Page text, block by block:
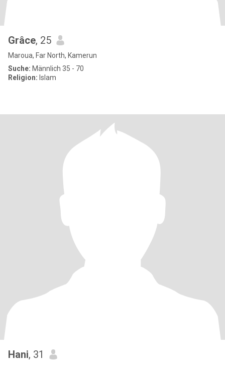
Grâce, 25
Maroua, Far North, Kamerun
Suche: Männlich 35 - 70
Religion: Islam
Hani, 31